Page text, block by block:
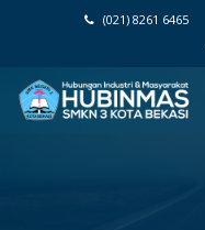
(021) 8261 6465